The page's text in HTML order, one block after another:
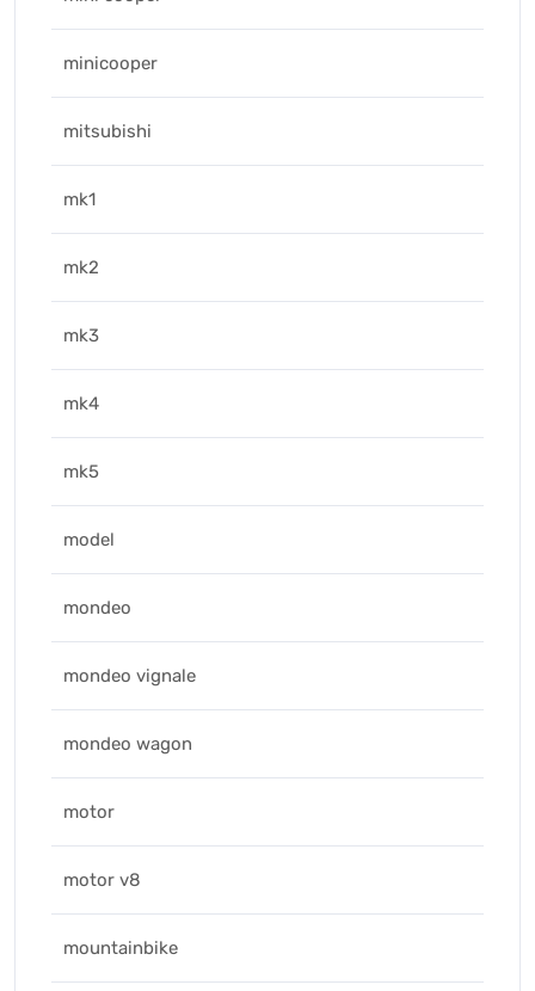
minicooper
mitsubishi
mk1
mk2
mk3
mk4
mk5
model
mondeo
mondeo vignale
mondeo wagon
motor
motor v8
mountainbike